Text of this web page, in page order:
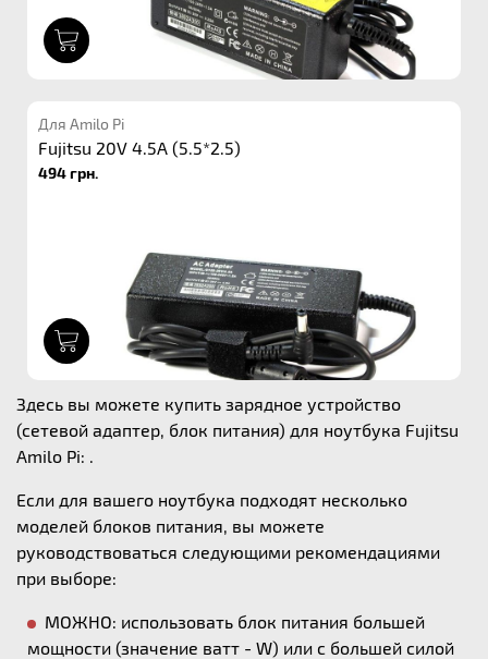
Для Amilo Pi
Fujitsu 20V 4.5A (5.5*2.5)
494 грн.
Здесь вы можете купить зарядное устройство
(сетевой адаптер, блок питания) для ноутбука Fujitsu
Amilo Pi: .
Если для вашего ноутбука подходят несколько
моделей блоков питания, вы можете
руководствоваться следующими рекомендациями
при выборе:
МОЖНО: использовать блок питания большей
мощности (значение ватт - W) или с большей силой